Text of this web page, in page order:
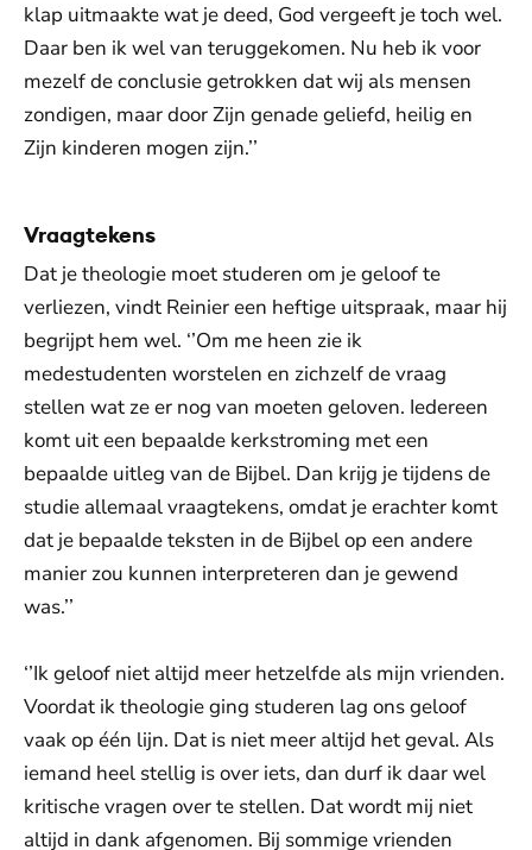
klap uitmaakte wat je deed, God vergeeft je toch wel.
Daar ben ik wel van teruggekomen. Nu heb ik voor
mezelf de conclusie getrokken dat wij als mensen
zondigen, maar door Zijn genade geliefd, heilig en
Zijn kinderen mogen zijn.’’
Vraagtekens
Dat je theologie moet studeren om je geloof te
verliezen, vindt Reinier een heftige uitspraak, maar hij
begrijpt hem wel. ‘’Om me heen zie ik
medestudenten worstelen en zichzelf de vraag
stellen wat ze er nog van moeten geloven. Iedereen
komt uit een bepaalde kerkstroming met een
bepaalde uitleg van de Bijbel. Dan krijg je tijdens de
studie allemaal vraagtekens, omdat je erachter komt
dat je bepaalde teksten in de Bijbel op een andere
manier zou kunnen interpreteren dan je gewend
was.’’
‘’Ik geloof niet altijd meer hetzelfde als mijn vrienden.
Voordat ik theologie ging studeren lag ons geloof
vaak op één lijn. Dat is niet meer altijd het geval. Als
iemand heel stellig is over iets, dan durf ik daar wel
kritische vragen over te stellen. Dat wordt mij niet
altijd in dank afgenomen. Bij sommige vrienden